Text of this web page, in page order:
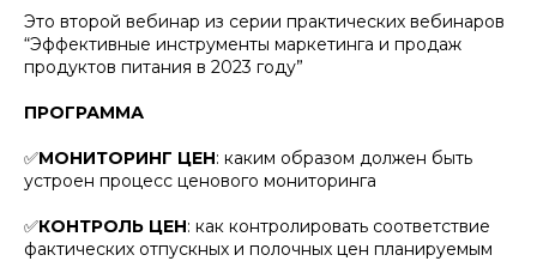
Это второй вебинар из серии практических вебинаров
“Эффективные инструменты маркетинга и продаж
продуктов питания в 2023 году”
ПРОГРАММА
✅МОНИТОРИНГ ЦЕН: каким образом должен быть
устроен процесс ценового мониторинга
✅КОНТРОЛЬ ЦЕН: как контролировать соответствие
фактических отпускных и полочных цен планируемым